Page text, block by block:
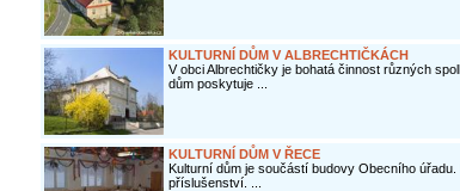
KULTURNÍ DŮM V ALBRECHTIČKÁCH
V obci Albrechtičky je bohatá činnost různých
dům poskytuje ...
KULTURNÍ DŮM V ŘECE
Kulturní dům je součástí budovy Obecního
příslušenství. ...